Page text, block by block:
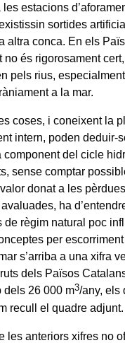
estacions
sortides
altra conca. En els
no és rigorosament
pels rius,
a la mar.
coses, i coneixent la
intern, poden deduir-
component del cicle
sense comptar
donat a les
ha
de règim natural poc
per
s’arriba a una xifra
dels Països
dels 26 000 m3/any, els
recull el quadre adjunt.
les anteriors xifres no